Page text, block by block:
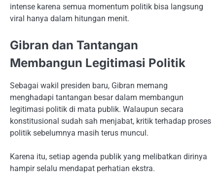
intense karena semua momentum politik bisa langsung
viral hanya dalam hitungan menit.
Gibran dan Tantangan
Membangun Legitimasi Politik
Sebagai wakil presiden baru, Gibran memang
menghadapi tantangan besar dalam membangun
legitimasi politik di mata publik. Walaupun secara
konstitusional sudah sah menjabat, kritik terhadap proses
politik sebelumnya masih terus muncul.
Karena itu, setiap agenda publik yang melibatkan dirinya
hampir selalu mendapat perhatian ekstra.